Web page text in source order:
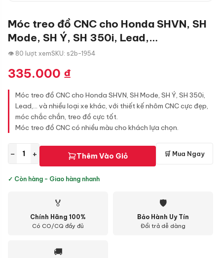
Móc treo đồ CNC cho Honda SHVN, SH
Mode, SH Ý, SH 350i, Lead,…
👁 80 lượt xemSKU: s2b-1954
335.000 ₫
Móc treo đồ CNC cho Honda SHVN, SH Mode, SH Ý, SH 350i,
Lead,... và nhiều loại xe khác, với thiết kế nhôm CNC cực đẹp,
móc chắc chắn, treo đồ cực tốt.
Móc treo đồ CNC có nhiều màu cho khách lựa chọn.
− + Thêm Vào Giỏ 🛒 Mua Ngay
✓ Còn hàng - Giao hàng nhanh
🏅
Chính Hãng 100%
Có CO/CQ đầy đủ
🛡
Bảo Hành Uy Tín
Đổi trả dễ dàng
🚚